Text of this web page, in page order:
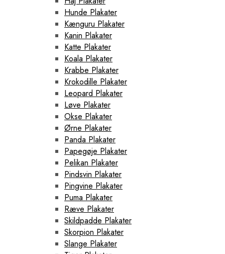
Hunde Plakater
Kænguru Plakater
Kanin Plakater
Katte Plakater
Koala Plakater
Krabbe Plakater
Krokodille Plakater
Leopard Plakater
Løve Plakater
Okse Plakater
Ørne Plakater
Panda Plakater
Papegøje Plakater
Pelikan Plakater
Pindsvin Plakater
Pingvine Plakater
Puma Plakater
Ræve Plakater
Skildpadde Plakater
Skorpion Plakater
Slange Plakater